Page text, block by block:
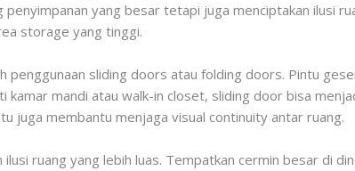
yang besar tetapi juga menciptakan ilusi
storage yang tinggi.
penggunaan sliding doors atau folding doors. Pintu
mandi atau walk-in closet, sliding door bisa
juga membantu menjaga visual continuity antar ruang.
ruang yang lebih luas. Tempatkan cermin besar di